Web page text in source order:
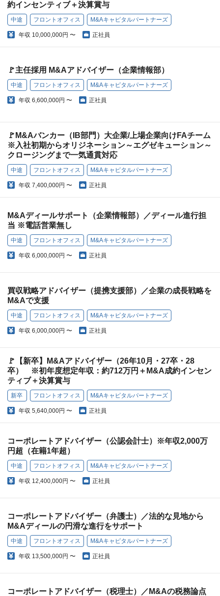
約インセンティブ＋決算賞与
中途 フロントオフィス M&Aキャピタルパートナーズ
年収 10,000,000円 〜 正社員
🚩主任採用 M&Aアドバイザー（企業情報部）
中途 フロントオフィス M&Aキャピタルパートナーズ
年収 6,600,000円 〜 正社員
🚩M&Aバンカー（IB部門）大企業/上場企業向けFAチーム
※入社初期からオリジネーション～エグゼキューション～
クロージングまで一気通貫対応
中途 フロントオフィス M&Aキャピタルパートナーズ
年収 7,400,000円 〜 正社員
M&Aディールサポート（企業情報部）／ディール進行担
当 ※電話営業無し
中途 フロントオフィス M&Aキャピタルパートナーズ
年収 6,000,000円 〜 正社員
買収戦略アドバイザー（提携支援部）／企業の成長戦略を
M&Aで支援
中途 フロントオフィス M&Aキャピタルパートナーズ
年収 6,000,000円 〜 正社員
🚩【新卒】M&Aアドバイザー（26年10月・27卒・28
卒） ※初年度想定年収：約712万円＋M&A成約インセン
ティブ＋決算賞与
新卒 フロントオフィス M&Aキャピタルパートナーズ
年収 5,640,000円 〜 正社員
コーポレートアドバイザー（公認会計士）※年収2,000万
円超（在籍1年超）
中途 フロントオフィス M&Aキャピタルパートナーズ
年収 12,400,000円 〜 正社員
コーポレートアドバイザー（弁護士）／法的な見地から
M&Aディールの円滑な進行をサポート
中途 フロントオフィス M&Aキャピタルパートナーズ
年収 13,500,000円 〜 正社員
コーポレートアドバイザー（税理士）／M&Aの税務論点